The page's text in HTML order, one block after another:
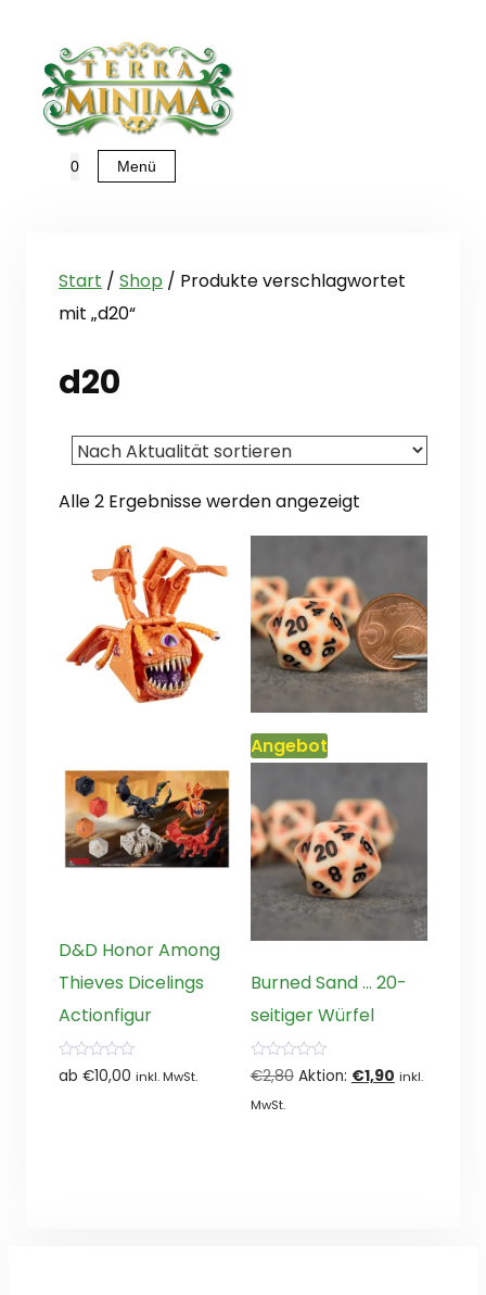
springen
0 Menü
Start / Shop / Produkte verschlagwortet
mit „d20“
d20
Alle 2 Ergebnisse werden angezeigt
Aktualität
D&D Honor Among
Thieves Dicelings
Actionfigur
0
von
ab €10,00 inkl. MwSt.
Angebot
Burned Sand … 20-
seitiger Würfel
0
von
5
€2,80 Ursprünglicher
Aktion: €1,90Aktueller
inkl.
MwSt.